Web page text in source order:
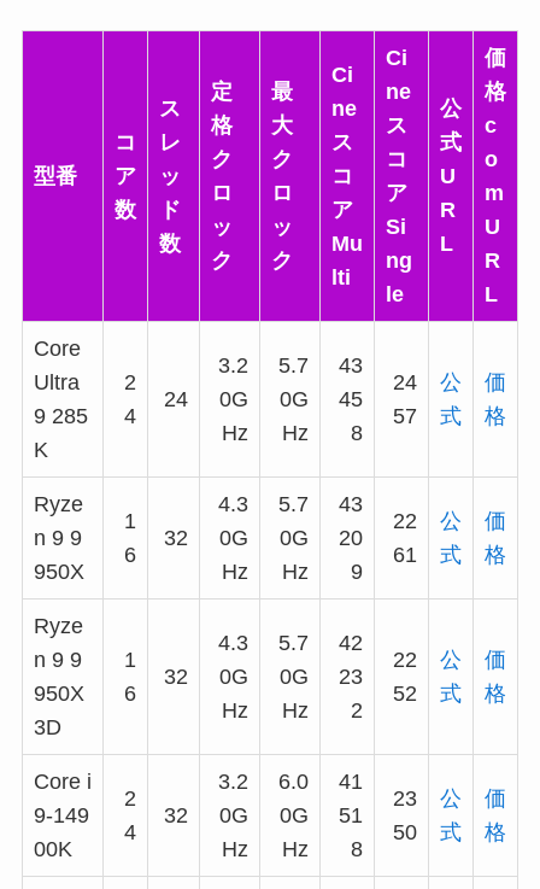
型番
コ
ア
数
ス
レ
ッ
ド
数
定
格
ク
ロ
ッ
ク
最
大
ク
ロ
ッ
ク
Ci
ne
ス
コ
ア
Mu
lti
Ci
ne
ス
コ
ア
Si
ng
le
公
式
U
R
L
価
格
c
o
m
U
R
L
Core
Ultra
9 285
K
2
4
24
3.2
0G
Hz
5.7
0G
Hz
43
45
8
24
57
公
式
価
格
Ryze
n 9 9
950X
1
6
32
4.3
0G
Hz
5.7
0G
Hz
43
20
9
22
61
公
式
価
格
Ryze
n 9 9
950X
3D
1
6
32
4.3
0G
Hz
5.7
0G
Hz
42
23
2
22
52
公
式
価
格
Core i
9-149
00K
2
4
32
3.2
0G
Hz
6.0
0G
Hz
41
51
8
23
50
公
式
価
格